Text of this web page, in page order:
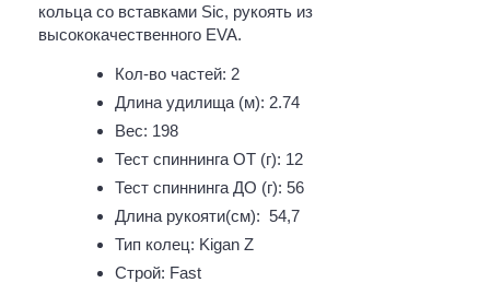
кольца cо вставками Sic, рукоять из
высококачественного EVA.
Кол-во частей: 2
Длина удилища (м): 2.74
Вес: 198
Тест спиннинга ОТ (г): 12
Тест спиннинга ДО (г): 56
Длина рукояти(см): 54,7
Тип колец: Kigan Z
Строй: Fast